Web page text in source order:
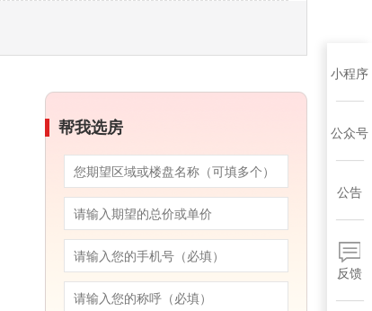
帮我选房
小程序
公众号
公告
反馈